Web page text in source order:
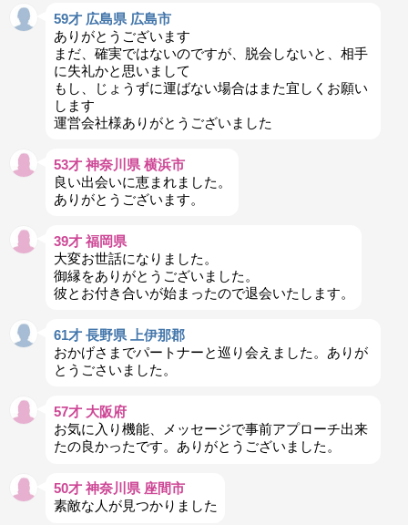
59才 広島県 広島市
ありがとうございます
まだ、確実ではないのですが、脱会しないと、相手
に失礼かと思いまして
もし、じょうずに運ばない場合はまた宜しくお願い
します
運営会社様ありがとうございました
53才 神奈川県 横浜市
良い出会いに恵まれました。
ありがとうございます。
39才 福岡県
大変お世話になりました。
御縁をありがとうございました。
彼とお付き合いが始まったので退会いたします。
61才 長野県 上伊那郡
おかげさまでパートナーと巡り会えました。ありが
とうごさいました。
57才 大阪府
お気に入り機能、メッセージで事前アプローチ出来
たの良かったです。ありがとうございました。
50才 神奈川県 座間市
素敵な人が見つかりました